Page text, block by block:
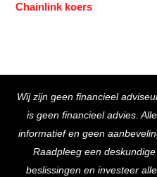
Chainlink koers
Wij zijn geen financieel
is geen financieel advies.
informatief en geen
Raadpleeg een
beslissingen en investeer